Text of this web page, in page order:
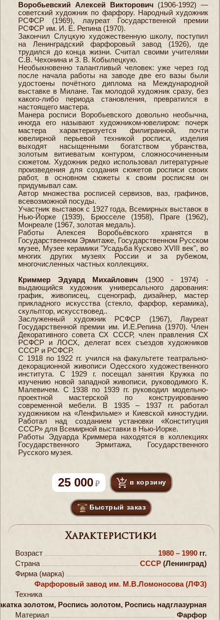
Воробьевский Алексей Викторович (1906-1992) —
советский художник по фарфору. Народный художник
РСФСР (1969), лауреат Государственной премии
РСФСР им. И. Е. Репина (1970).
Закончил Слуцкую художественную школу, поступил
на Ленинградский фарфоровый завод (1926), где
трудился до конца жизни. Считал своими учителями
С.В. Чехонина и З. В. Кобылецкую.
Необыкновенно талантливый человек: уже через год
после начала работы на заводе две его вазы были
удостоены почётного диплома на Международной
выставке в Милане. Так молодой художник сразу, без
какого-либо периода становления, превратился в
настоящего мастера.
Манера росписи Воробьевского довольно необычна,
иногда его называют художником-ювелиром: почерк
мастера характеризуется филигранной, почти
ювелирной перьевой техникой росписи, изделия
выходят насыщенными богатством убранства,
золотым витиеватым контуром, сложносочиненным
сюжетом. Художник редко использовал литературные
произведения для создания сюжетов росписи своих
работ, в основном сюжеты к своим росписям он
придумывал сам.
Автор множества росписей сервизов, ваз, графинов,
всевозможной посуды.
Участник выставок с 1927 года, Всемирных выставок в
Нью-Йорке (1939), Брюсселе (1958), Праге (1962),
Монреале (1967, золотая медаль).
Работы Алексея Воробьёвского хранятся в
Государственном Эрмитаже, Государственном Русском
музее, Музее керамики "Усадьба Кусково XVIII век", во
многих других музеях России и за рубежом,
многочисленных частных коллекциях.
Криммер Эдуард Михайлович (1900 - 1974) -
выдающийся художник универсального дарования:
график, живописец, сценограф, дизайнер, мастер
прикладного искусства (стекло, фарфор, керамика),
скульптор, искусствовед..
Заслуженный художник РСФСР (1967), Лауреат
Государственной премии им. И.Е.Репина (1970). Член
Декоративного совета СХ СССР, член правления СХ
РСФСР и ЛОСХ, делегат всех съездов художников
СССР и РСФСР.
С 1918 по 1922 гг. учился на факультете театрально-
декорационной живописи Одесского художественного
института. С 1929 г. посещал занятия Кружка по
изучению новой западной живописи, руководимого К.
Малевичем. С 1938 по 1939 гг. руководил модельно-
проектной мастерской по конструированию
современной мебели. В 1935 – 1937 гг. работал
художником на «Ленфильме» и Киевской киностудии.
Работал над созданием установки «Конституция
СССР» для Всемирной выставки в Нью-Иорке.
Работы Эдуарда Криммера находятся в коллекциях
Государственного Эрмитажа, Государственного
Русского музея.
25 000 в корзину
Быстрый заказ
Характеристики
Возраст 1980 – 1990 гг.
Страна
СССР (Ленинград)
Фирма (марка)
Фарфоровый завод им. М.В.Ломоносова (ЛФЗ)
Техника
золотом, Роспись золотом, Роспись надглазурная
Материал
Фарфор